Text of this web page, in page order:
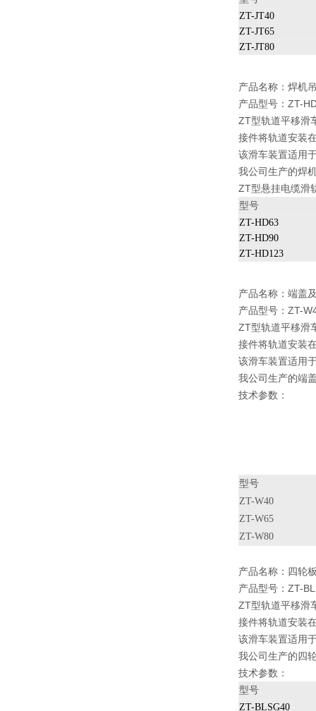
ZT-JT40
ZT-JT65
ZT-JT80
产品名称： 焊机
产品型号：ZT-
ZT型轨道平移滑
接件将轨道安装
该滑车装置适用
我公司生产的焊
ZT型悬挂电缆滑
型号
ZT-HD63
ZT-HD90
ZT-HD123
产品名称： 端盖
产品型号：ZT-
ZT型轨道平移滑
接件将轨道安装
该滑车装置适用
我公司生产的端
技术参数：
型号
ZT-W40
ZT-W65
ZT-W80
产品名称： 四轮
产品型号：ZT-
ZT型轨道平移滑
接件将轨道安装
该滑车装置适用
我公司生产的四
技术参数：
型号
ZT-BLSG40